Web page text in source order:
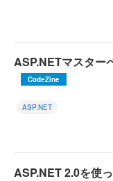
ASP.NETマスター
CodeZine
ASP.NET
ASP.NET 2.0を使